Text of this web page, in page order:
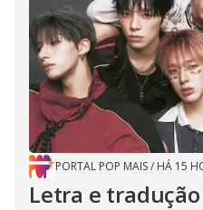
PORTAL POP MAIS/ HÁ 15
Letra e tradução